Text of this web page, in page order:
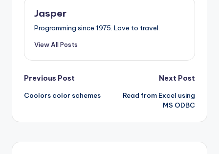
Jasper
Programming since 1975. Love to travel.
View All Posts
Post
navigation
Previous Post
Coolors color schemes
Next Post
Read from Excel using
MS ODBC